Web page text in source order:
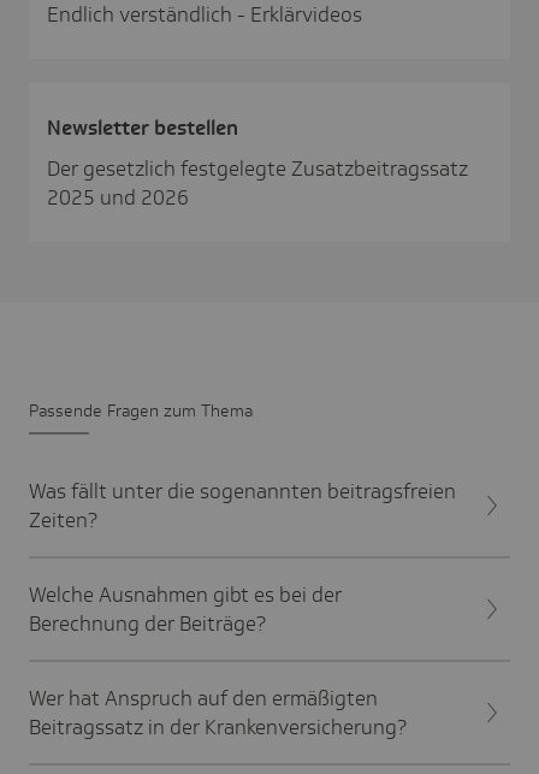
Endlich verständlich - Erklärvideos
News­letter bestellen
Der gesetzlich festgelegte Zusatzbeitragssatz
2025 und 2026
Passende Fragen zum Thema
Was fällt unter die sogenannten beitragsfreien
Zeiten?
Welche Ausnahmen gibt es bei der
Berechnung der Beiträge?
Wer hat Anspruch auf den ermäßigten
Beitragssatz in der Krankenversicherung?